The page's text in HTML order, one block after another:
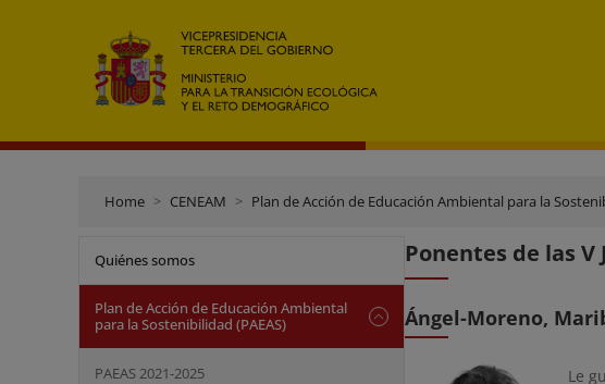
Home CENEAM Plan de Acción de Educación Ambiental para la
Quiénes somos
Plan de Acción de Educación Ambiental
para la Sostenibilidad (PAEAS)
PAEAS 2021-2025
Ponentes de las
Ángel-Moreno,
Le